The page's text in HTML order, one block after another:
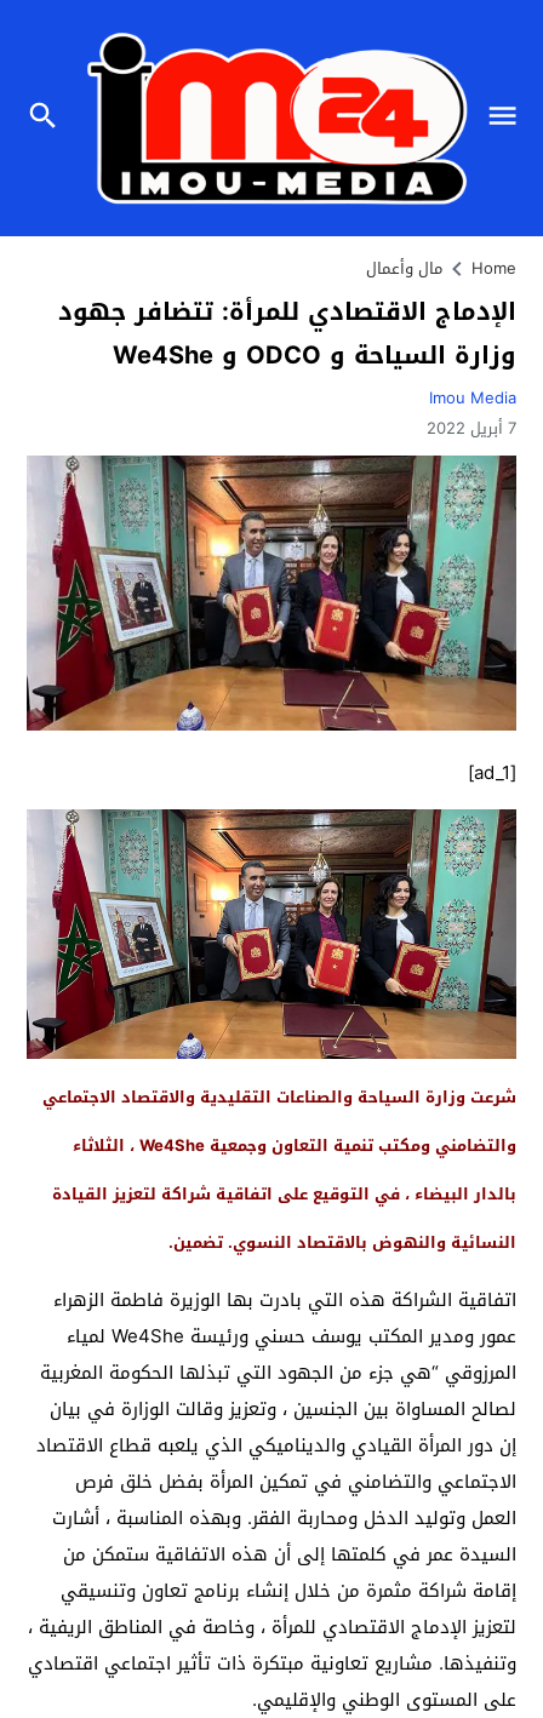
Home مال وأعمال
الإدماج الاقتصادي للمرأة: تتضافر جهود
وزارة السياحة و ODCO و We4She
Imou Media
7 أبريل 2022
[ad_1]
شرعت وزارة السياحة والصناعات التقليدية والاقتصاد الاجتماعي
والتضامني ومكتب تنمية التعاون وجمعية We4She ، الثلاثاء
بالدار البيضاء ، في التوقيع على اتفاقية شراكة لتعزيز القيادة
النسائية والنهوض بالاقتصاد النسوي. تضمين.
اتفاقية الشراكة هذه التي بادرت بها الوزيرة فاطمة الزهراء
عمور ومدير المكتب يوسف حسني ورئيسة We4She لمياء
المرزوقي “هي جزء من الجهود التي تبذلها الحكومة المغربية
لصالح المساواة بين الجنسين ، وتعزيز وقالت الوزارة في بيان
إن دور المرأة القيادي والديناميكي الذي يلعبه قطاع الاقتصاد
الاجتماعي والتضامني في تمكين المرأة بفضل خلق فرص
العمل وتوليد الدخل ومحاربة الفقر. وبهذه المناسبة ، أشارت
السيدة عمر في كلمتها إلى أن هذه الاتفاقية ستمكن من
إقامة شراكة مثمرة من خلال إنشاء برنامج تعاون وتنسيقي
لتعزيز الإدماج الاقتصادي للمرأة ، وخاصة في المناطق الريفية ،
وتنفيذها. مشاريع تعاونية مبتكرة ذات تأثير اجتماعي اقتصادي
على المستوى الوطني والإقليمي.